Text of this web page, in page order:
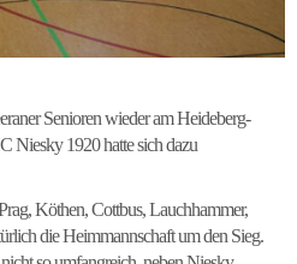
Senioren wieder am Heideberg-
Niesky 1920 hatte sich dazu
Köthen, Cottbus, Lauchhammer,
die Heimmannschaft um den Sieg.